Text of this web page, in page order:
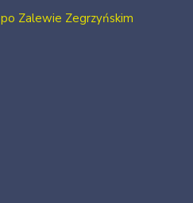
Zalewie Zegrzyńskim